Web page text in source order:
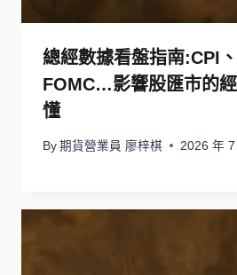
總經數據看盤指南:CPI
FOMC…影響股匯市的
懂
By 期貨營業員 廖梓棋 2026 年